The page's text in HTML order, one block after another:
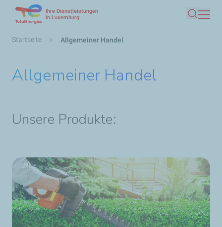
Inhalt
Ihre Dienstleistungen
in Luxemburg
Suche
Pfadnavigation
Startseite Allgemeiner Handel
Allgemeiner Handel
Unsere Produkte: